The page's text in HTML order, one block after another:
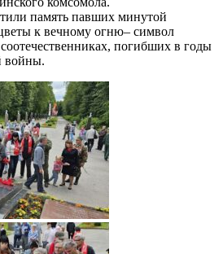
память павших минутой
к вечному огню– символ
погибших в годы
войны.